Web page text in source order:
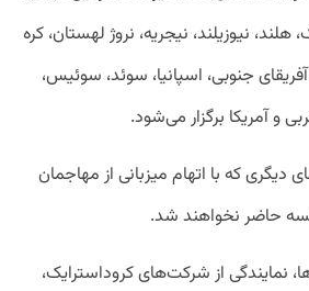
هلند، نیوزیلند، نیجریه، نروژ لهستان، کره
جنوبی، اسپانیا، سوئد، سوئیس،
و آمریکا برگزار می‌شود.
دیگری که با اتهام میزبانی از مهاجمان
حاضر نخواهند شد.
نمایندگی از شرکت‌های کرود‌استرایک،